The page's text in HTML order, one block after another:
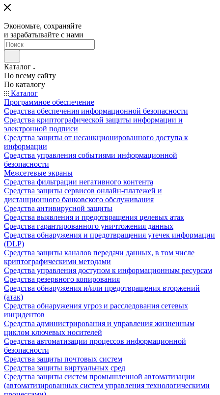
Экономьте, сохраняйте
и зарабатывайте с нами
Каталог
По всему сайту
По каталогу
Каталог
Программное обеспечение
Средства обеспечения информационной безопасности
Средства криптографической защиты информации и
электронной подписи
Средства защиты от несанкционированного доступа к
информации
Средства управления событиями информационной
безопасности
Межсетевые экраны
Средства фильтрации негативного контента
Средства защиты сервисов онлайн-платежей и
дистанционного банковского обслуживания
Средства антивирусной защиты
Средства выявления и предотвращения целевых атак
Средства гарантированного уничтожения данных
Средства обнаружения и предотвращения утечек информации
(DLP)
Средства защиты каналов передачи данных, в том числе
криптографическими методами
Средства управления доступом к информационным ресурсам
Средства резервного копирования
Средства обнаружения и/или предотвращения вторжений
(атак)
Средства обнаружения угроз и расследования сетевых
инцидентов
Средства администрирования и управления жизненным
циклом ключевых носителей
Средства автоматизации процессов информационной
безопасности
Средства защиты почтовых систем
Средства защиты виртуальных сред
Средства защиты систем промышленной автоматизации
(автоматизированных систем управления технологическими